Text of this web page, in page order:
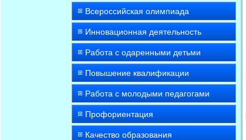
Всероссийская олимпиада
Инновационная деятельность
Работа с одаренными детьми
Повышение квалификации
Работа с молодыми педагогами
Профориентация
Качество образования